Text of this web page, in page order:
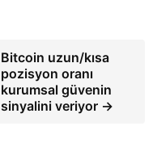
Bitcoin uzun/kısa
pozisyon oranı
kurumsal güvenin
sinyalini veriyor →